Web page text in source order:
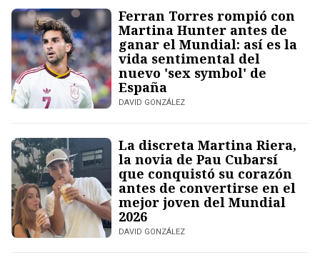
Ferran Torres rompió con
Martina Hunter antes de
ganar el Mundial: así es la
vida sentimental del
nuevo 'sex symbol' de
España
DAVID GONZÁLEZ
La discreta Martina Riera,
la novia de Pau Cubarsí
que conquistó su corazón
antes de convertirse en el
mejor joven del Mundial
2026
DAVID GONZÁLEZ